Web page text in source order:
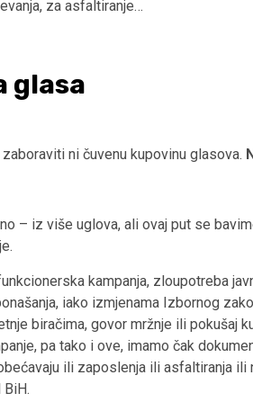
za asfaltiranje…
glasa
ni čuvenu kupovinu glasova.
– iz više uglova, ali ovaj put se
kampanja, zloupotreba
iako izmjenama Izbornog
biračima, govor mržnje ili pokušaj
pa tako i ove, imamo čak
ili zaposlenja ili asfaltiranja
BiH.